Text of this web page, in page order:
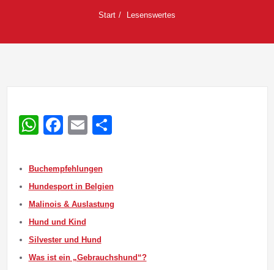
Start Lesenswertes
WhatsApp
Facebook
Email
Buchempfehlungen
Hundesport in Belgien
Malinois & Auslastung
Hund und Kind
Silvester und Hund
Was ist ein „Gebrauchshund“?